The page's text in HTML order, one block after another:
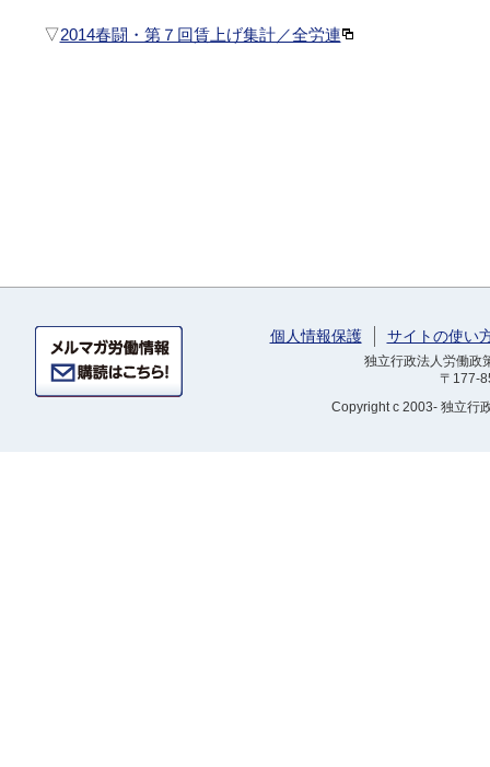
▽2014春闘・第７回賃上げ集計／全労連
個人情報保護 サイトの使い
独立行政法人労働
〒177-
Copyrightc 2003- 独立行